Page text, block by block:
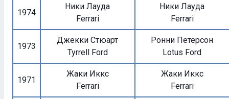
1974
Ники Лауда
Ferrari
Ники Лауда
Ferrari
1973
Джекки Стюарт
Tyrrell Ford
Ронни Петерсон
Lotus Ford
1971
Жаки Иккс
Ferrari
Жаки Иккс
Ferrari